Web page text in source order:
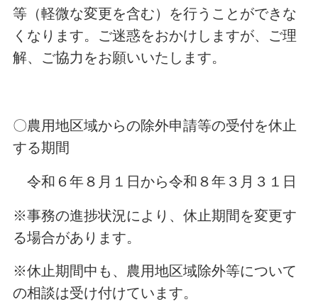
等（軽微な変更を含む）を行うことができな
くなります。ご迷惑をおかけしますが、ご理
解、ご協力をお願いいたします。
〇農用地区域からの除外申請等の受付を休止
する期間
令和６年８月１日から令和８年３月３１日
※事務の進捗状況により、休止期間を変更す
る場合があります。
※休止期間中も、農用地区域除外等について
の相談は受け付けています。